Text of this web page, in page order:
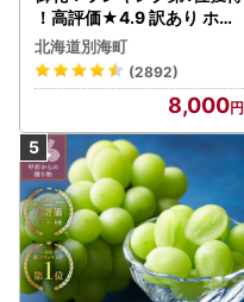
！高評価★4.9 訳あり ホタ
テ 400g（ほたて 帆立 貝柱
冷凍 ）
北海道別海町
(2892)
8,000